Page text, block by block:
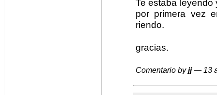
Te estaba
por primera vez
riendo.
gracias.
Comentario byjj— 13